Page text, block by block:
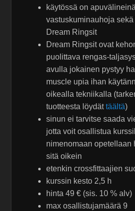
käytössä on
vastuskuminauhoja
Dream Ringsit
Dream Ringsit ovat
puolittava rengas-
avulla jokainen pystyy
muscle upia ihan
oikealla tekniikalla
tuotteesta löydättäältä)
sinun ei tarvitse saada
jotta voit osallistua
nimenomaan opetellaan
sitä oikein
etenkin crossfittaajien
kurssin kesto 2,5 h
hinta 49 € (sis. 10 % alv)
max osallistujamäärä 9